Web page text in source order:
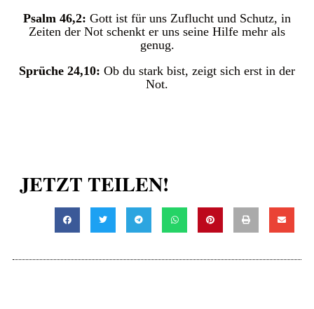
Psalm 46,2: Gott ist für uns Zuflucht und Schutz, in
Zeiten der Not schenkt er uns seine Hilfe mehr als
genug.
Sprüche 24,10: Ob du stark bist, zeigt sich erst in der
Not.
JETZT TEILEN!